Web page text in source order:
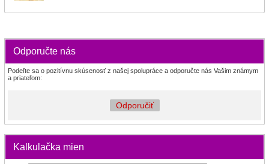
Odporučte nás
Podeľte sa o pozitívnu skúsenosť z našej spolupráce a odporučte nás Vašim známym
a priateľom:
Odporučiť
Kalkulačka mien